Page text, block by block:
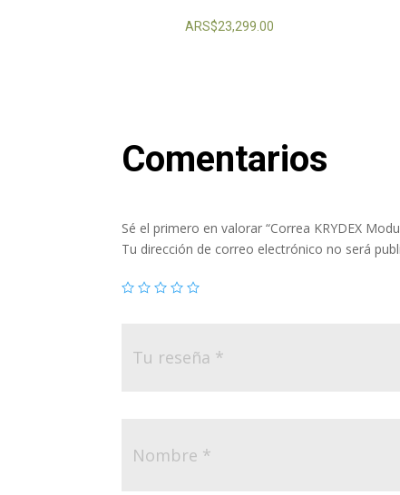
ARS$23,299.00
Comentarios
Sé el primero en valorar “Correa KRYDEX
Tu dirección de correo electrónico no será